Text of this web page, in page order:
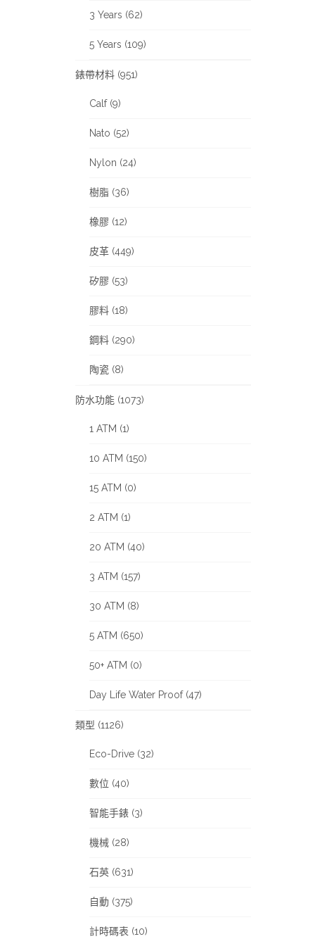
3 Years (62)
5 Years (109)
錶帶材料 (951)
Calf (9)
Nato (52)
Nylon (24)
樹脂 (36)
橡膠 (12)
皮革 (449)
矽膠 (53)
膠料 (18)
鋼料 (290)
陶瓷 (8)
防水功能 (1073)
1 ATM (1)
10 ATM (150)
15 ATM (0)
2 ATM (1)
20 ATM (40)
3 ATM (157)
30 ATM (8)
5 ATM (650)
50+ ATM (0)
Day Life Water Proof (47)
類型 (1126)
Eco-Drive (32)
數位 (40)
智能手錶 (3)
機械 (28)
石英 (631)
自動 (375)
計時碼表 (10)